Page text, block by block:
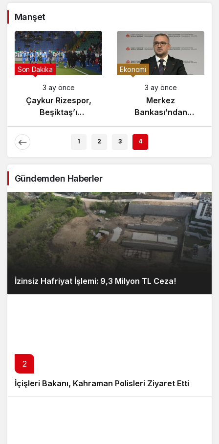
Manşet
Gündem
3 ay önce
Yunanistan’da
Zeybek Tartışması
Son Dakika
3 ay önce
Çaykur Rizespor,
Beşiktaş’ı
1 2 3 4
Gündemden Haberler
İzinsiz Hafriyat İşlemi: 9,3 Milyon TL Ceza!
2
İçişleri Bakanı, Kahraman Polisleri Ziyaret Etti